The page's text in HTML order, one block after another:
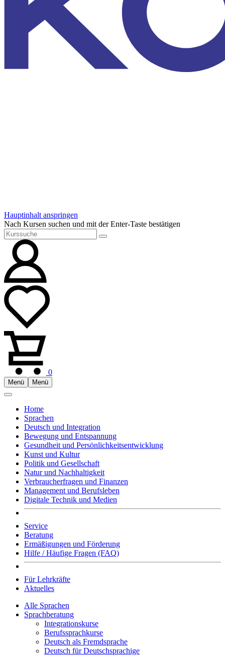
Hauptinhalt anspringen
Nach Kursen suchen und mit der Enter-Taste bestätigen
0
Menü Menü
Home
Sprachen
Deutsch und Integration
Bewegung und Entspannung
Gesundheit und Persönlichkeitsentwicklung
Kunst und Kultur
Politik und Gesellschaft
Natur und Nachhaltigkeit
Verbraucherfragen und Finanzen
Management und Berufsleben
Digitale Technik und Medien
Service
Beratung
Ermäßigungen und Förderung
Hilfe / Häufige Fragen (FAQ)
Für Lehrkräfte
Aktuelles
Alle Sprachen
Sprachberatung
Integrationskurse
Berufssprachkurse
Deutsch als Fremdsprache
Deutsch für Deutschsprachige